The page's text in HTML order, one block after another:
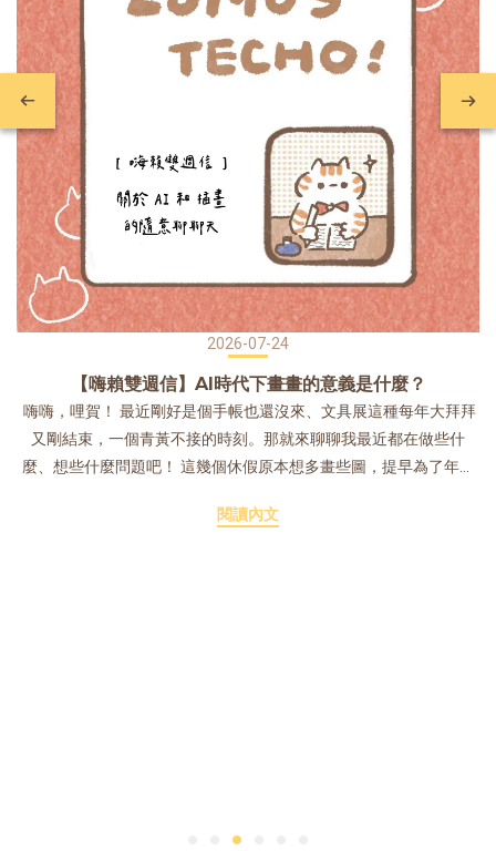
2026-07-24
【嗨賴雙週信】AI時代下畫畫的意義是什麼？
嗨嗨，哩賀！ 最近剛好是個手帳也還沒來、文具展這種每年大拜拜
又剛結束，一個青黃不接的時刻。那就來聊聊我最近都在做些什
麼、想些什麼問題吧！ 這幾個休假原本想多畫些圖，提早為了年末
身體還在復原階段中，也或許就是有些叛逆，不想那麼早開始恢復
閱讀內文